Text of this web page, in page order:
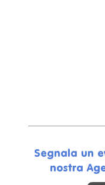
Segnala un
nostra